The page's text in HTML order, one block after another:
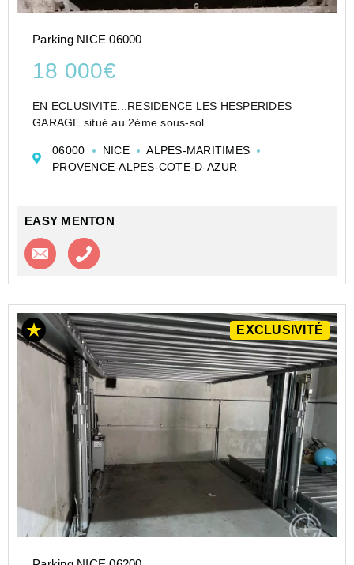
Parking NICE 06000
18 000€
EN ECLUSIVITE...RESIDENCE LES HESPERIDES
GARAGE situé au 2ème sous-sol.
06000 NICE
ALPES-MARITIMES
PROVENCE-ALPES-COTE-D-AZUR
EASY MENTON
Contacter l'agence
EXCLUSIVITÉ